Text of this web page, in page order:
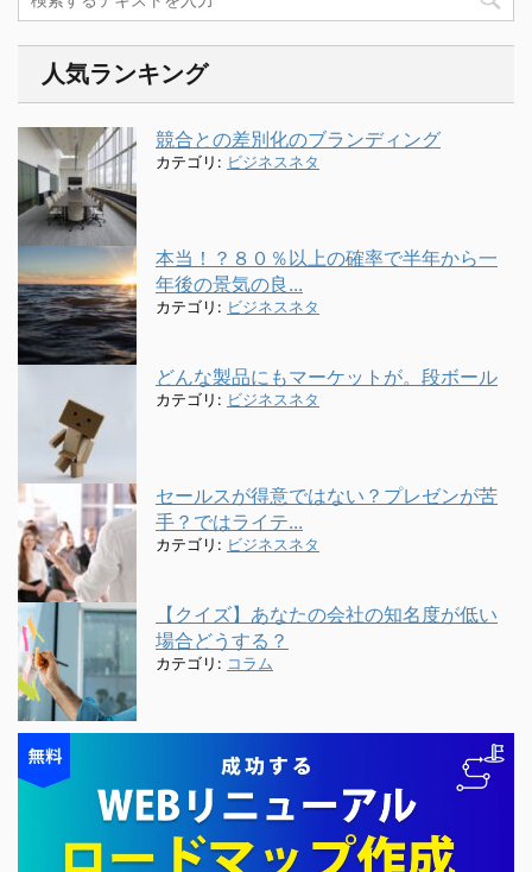
人気ランキング
競合との差別化のブランディング
カテゴリ: ビジネスネタ
本当！？８０％以上の確率で半年から一
年後の景気の良...
カテゴリ: ビジネスネタ
どんな製品にもマーケットが。段ボール
カテゴリ: ビジネスネタ
セールスが得意ではない？プレゼンが苦
手？ではライテ...
カテゴリ: ビジネスネタ
【クイズ】あなたの会社の知名度が低い
場合どうする？
カテゴリ: コラム